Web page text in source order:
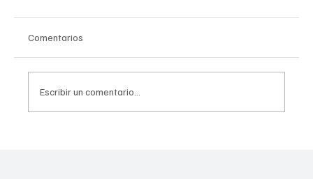
Comentarios
Escribir un comentario...